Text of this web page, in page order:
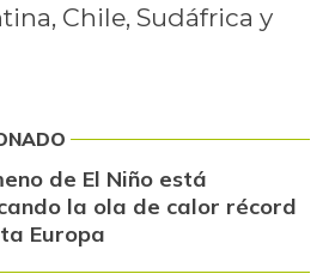
Chile, Sudáfrica y
de El Niño está
la ola de calor récord
Europa